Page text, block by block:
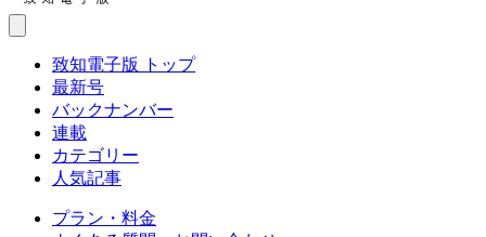
致知電子版 トップ
最新号
バックナンバー
連載
カテゴリー
人気記事
プラン・料金